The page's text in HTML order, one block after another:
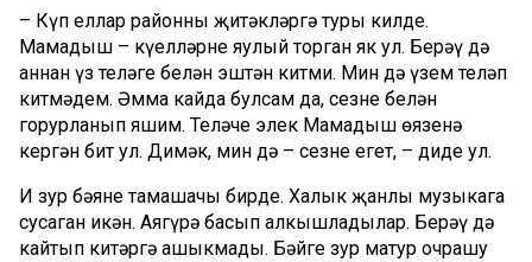
– Күп еллар районны җитәкләргә туры килде.
Мамадыш – күңелләрне яулый торган як ул. Берәү дә
аннан үз теләге белән эштән китми. Мин дә үзем теләп
китмәдем. Әмма кайда булсам да, сезнең белән
горурланып яшим. Теләче элек Мамадыш өязенә
кергән бит ул. Димәк, мин дә – сезнең егет, – диде ул.
Иң зур бәяне тамашачы бирде. Халык җанлы музыкага
сусаган икән. Аягүрә басып алкышладылар. Берәү дә
кайтып китәргә ашыкмады. Бәйге зур матур очрашу